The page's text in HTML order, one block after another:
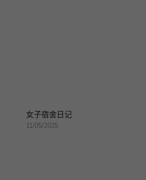
女子宿舍日记
11/05/2025